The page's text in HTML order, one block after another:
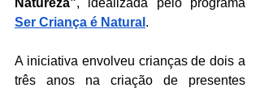
Natureza”
Ser Criança é Natural .
A iniciativa envolveu crianças de dois a
três anos na criação de presentes